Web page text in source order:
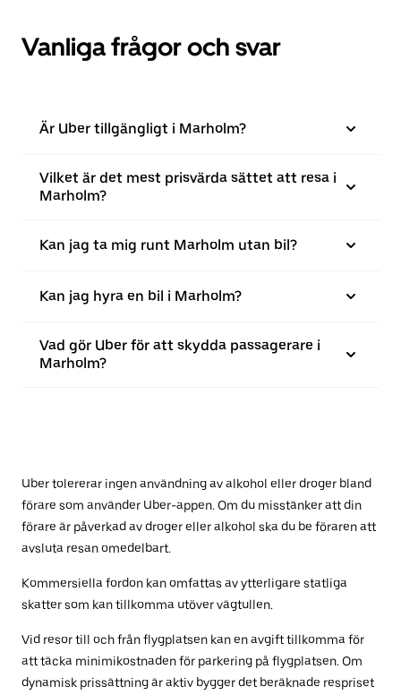
Vanliga frågor och svar
Är Uber tillgängligt i Marholm?
Vilket är det mest prisvärda sättet att resa i
Marholm?
Kan jag ta mig runt Marholm utan bil?
Kan jag hyra en bil i Marholm?
Vad gör Uber för att skydda passagerare i
Marholm?
Uber tolererar ingen användning av alkohol eller droger bland
förare som använder Uber-appen. Om du misstänker att din
förare är påverkad av droger eller alkohol ska du be föraren att
avsluta resan omedelbart.
Kommersiella fordon kan omfattas av ytterligare statliga
skatter som kan tillkomma utöver vägtullen.
Vid resor till och från flygplatsen kan en avgift tillkomma för
att täcka minimikostnaden för parkering på flygplatsen. Om
dynamisk prissättning är aktiv bygger det beräknade respriset